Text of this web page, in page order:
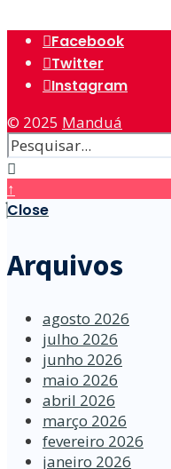
Facebook
Twitter
Instagram
© 2025 Manduá
↑
Close
Arquivos
agosto 2026
julho 2026
junho 2026
maio 2026
abril 2026
março 2026
fevereiro 2026
janeiro 2026